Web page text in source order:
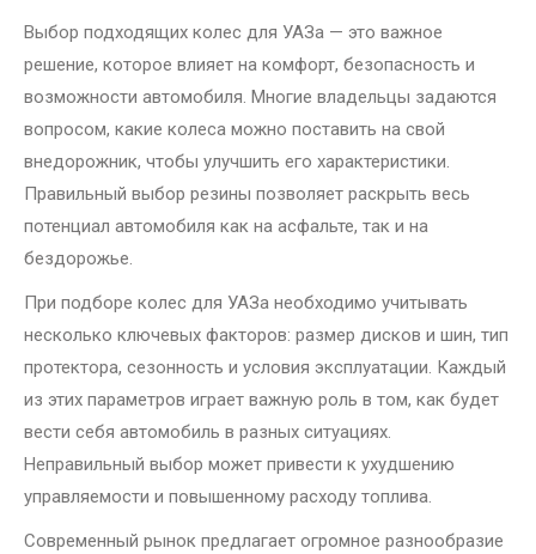
Выбор подходящих колес для УАЗа — это важное
решение, которое влияет на комфорт, безопасность и
возможности автомобиля. Многие владельцы задаются
вопросом, какие колеса можно поставить на свой
внедорожник, чтобы улучшить его характеристики.
Правильный выбор резины позволяет раскрыть весь
потенциал автомобиля как на асфальте, так и на
бездорожье.
При подборе колес для УАЗа необходимо учитывать
несколько ключевых факторов: размер дисков и шин, тип
протектора, сезонность и условия эксплуатации. Каждый
из этих параметров играет важную роль в том, как будет
вести себя автомобиль в разных ситуациях.
Неправильный выбор может привести к ухудшению
управляемости и повышенному расходу топлива.
Современный рынок предлагает огромное разнообразие